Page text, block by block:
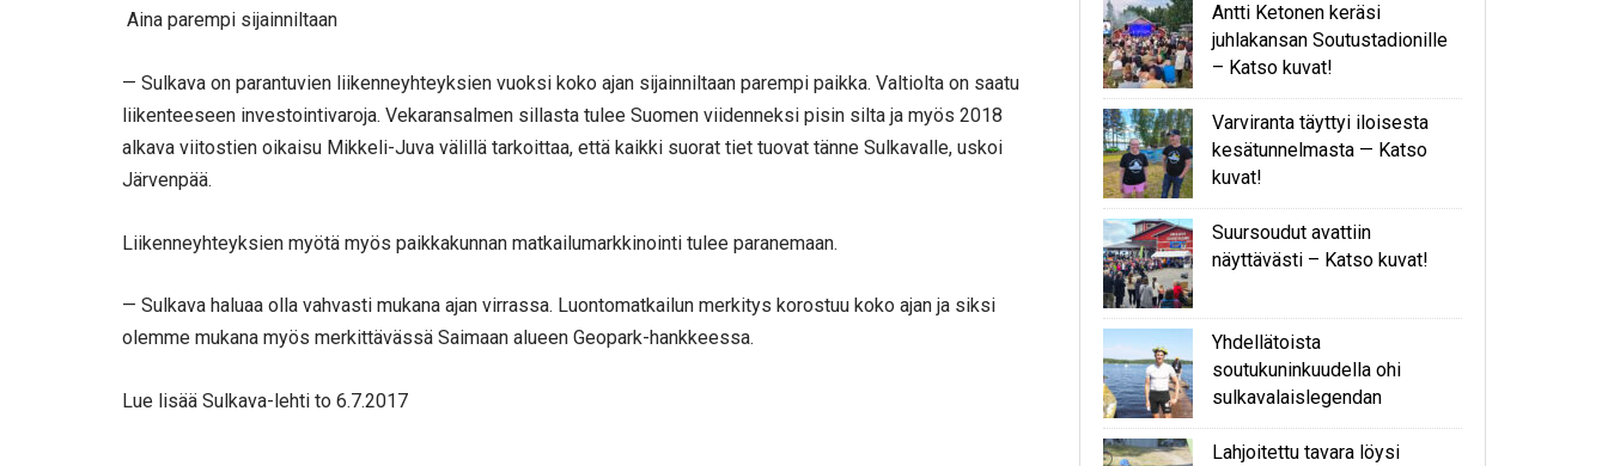
Aina parempi sijainniltaan
— Sulkava on parantuvien liikenneyhteyksien vuoksi koko ajan sijainniltaan parempi paikka. Valtiolta on saatu
liikenteeseen investointivaroja. Vekaransalmen sillasta tulee Suomen viidenneksi pisin silta ja myös 2018
alkava viitostien oikaisu Mikkeli-Juva välillä tarkoittaa, että kaikki suorat tiet tuovat tänne Sulkavalle, uskoi
Järvenpää.
Liikenneyhteyksien myötä myös paikkakunnan matkailumarkkinointi tulee paranemaan.
— Sulkava haluaa olla vahvasti mukana ajan virrassa. Luontomatkailun merkitys korostuu koko ajan ja siksi
olemme mukana myös merkittävässä Saimaan alueen Geopark-hankkeessa.
Lue lisää Sulkava-lehti to 6.7.2017
Antti Ketonen keräsi
juhlakansan Soutustadionille
– Katso kuvat!
Varviranta täyttyi iloisesta
kesätunnelmasta — Katso
kuvat!
Suursoudut avattiin
näyttävästi – Katso kuvat!
Yhdellätoista
soutukuninkuudella ohi
sulkavalaislegendan
Lahjoitettu tavara löysi